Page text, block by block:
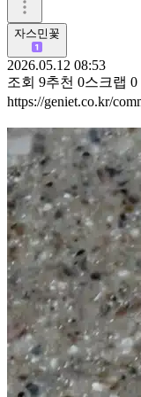
자스민꽃
2026.05.12 08:53
조회 9추천 0스크랩 0
https://geniet.co.kr/